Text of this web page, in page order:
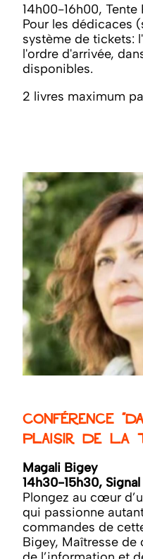
14h00-16h00, Tente
Pour les dédicaces
système de tickets:
l'ordre d'arrivée,
disponibles.
2 livres maximum
Conférence
plaisir de la
Magali Bigey
14h30-15h30,
Plongez au cœur
qui passionne
commandes de
Bigey, Maîtresse de